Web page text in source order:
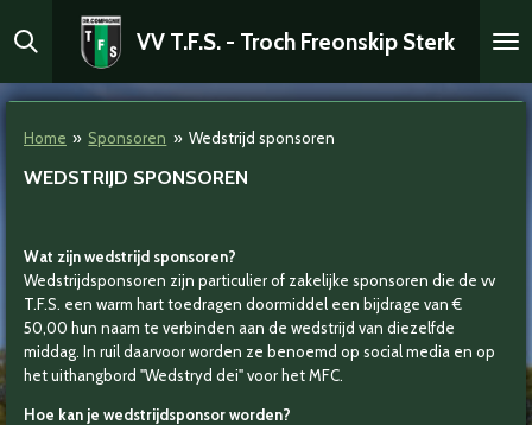
direct
de
VV T.F.S. - Troch Freonskip Sterk
Home » Sponsoren » Wedstrijd sponsoren
WEDSTRIJD SPONSOREN
Wat zijn wedstrijd sponsoren?
Wedstrijdsponsoren zijn particulier of zakelijke sponsoren die de vv
T.F.S. een warm hart toedragen doormiddel een bijdrage van €
50,00 hun naam te verbinden aan de wedstrijd van diezelfde
middag. In ruil daarvoor worden ze benoemd op social media en op
het uithangbord "Wedstryd dei" voor het MFC.
Hoe kan je wedstrijdsponsor worden?